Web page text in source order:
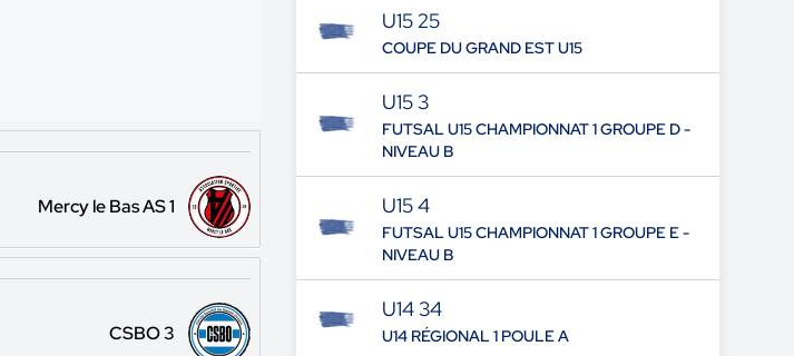
Mercy le Bas AS 1
CSBO 3
U15 25
COUPE DU GRAND EST U15
U15 3
FUTSAL U15 CHAMPIONNAT 1 GROUPE D -
NIVEAU B
U15 4
FUTSAL U15 CHAMPIONNAT 1 GROUPE E -
NIVEAU B
U14 34
U14 RÉGIONAL 1 POULE A